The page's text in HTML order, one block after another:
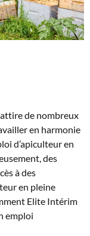
de nombreux
en harmonie
d’apiculteur en
des
à des
en pleine
Elite Intérim
emploi